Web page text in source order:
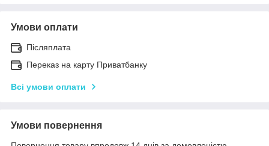
Умови оплати
Післяплата
Переказ на карту Приватбанку
Всі умови оплати
Умови повернення